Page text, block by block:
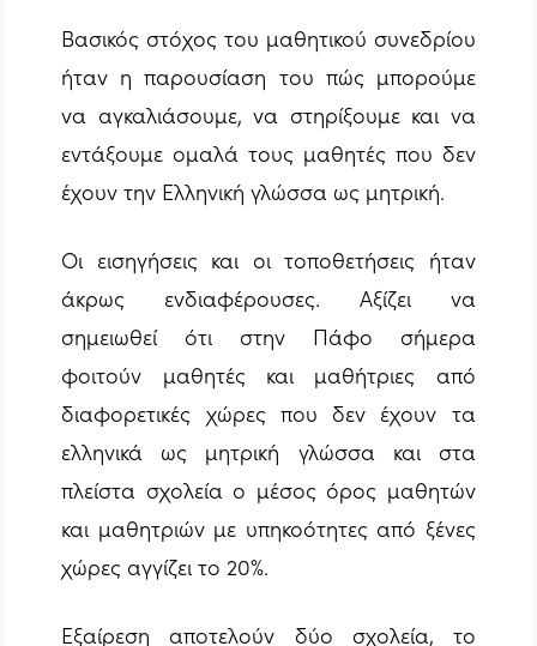
Βασικός στόχος του μαθητικού συνεδρίου
ήταν η παρουσίαση του πώς μπορούμε
να αγκαλιάσουμε, να στηρίξουμε και να
εντάξουμε ομαλά τους μαθητές που δεν
έχουν την Ελληνική γλώσσα ως μητρική.
Οι εισηγήσεις και οι τοποθετήσεις ήταν
άκρως ενδιαφέρουσες. Αξίζει να
σημειωθεί ότι στην Πάφο σήμερα
φοιτούν μαθητές και μαθήτριες από
διαφορετικές χώρες που δεν έχουν τα
ελληνικά ως μητρική γλώσσα και στα
πλείστα σχολεία ο μέσος όρος μαθητών
και μαθητριών με υπηκοότητες από ξένες
χώρες αγγίζει το 20%.
Εξαίρεση αποτελούν δύο σχολεία, το